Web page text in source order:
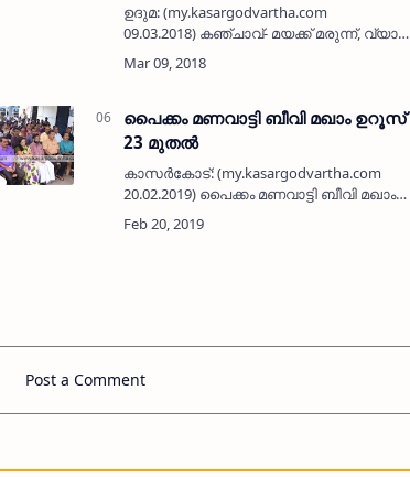
ഉദുമ: (my.kasargodvartha.com
09.03.2018) കഞ്ചാവ്- മയക്ക് മരുന്ന്, വ്യാജ
മദ്യ, ലഹരി മാഫിയകള്‍ക്കെതിരെയും
മുഹമ്മദ് ജസീമിന്റെ മരണവുമായി
പൈക്കം മണവാട്ടി ബീവി മഖാം ഉറൂസ്
23 മുതല്‍
കാസര്‍കോട്: (my.kasargodvartha.com
20.02.2019) പൈക്കം മണവാട്ടി ബീവി മഖാം
ഉറൂസ് 23 മുതല്‍ മാര്‍ച്ച് മൂന്നുവരെ
നടക്കുമെന്ന് ഭാരവാഹികള്‍
Post a Comment